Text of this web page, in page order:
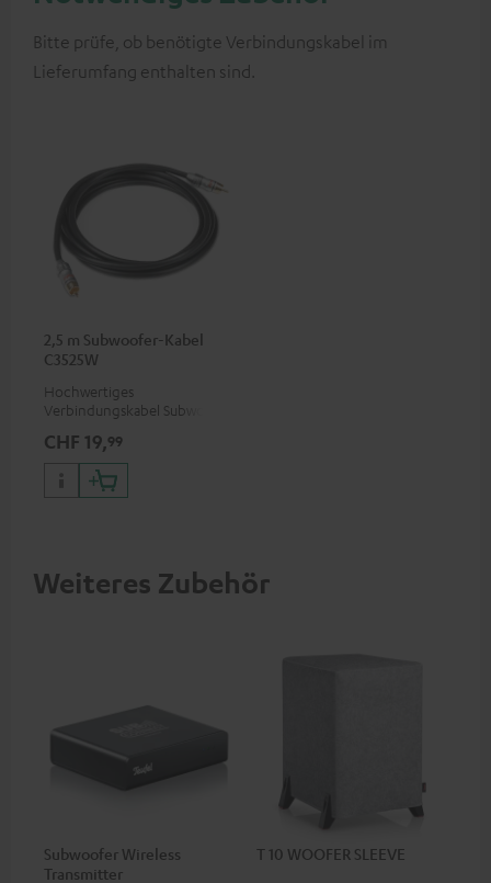
Bitte prüfe, ob benötigte Verbindungskabel im
Lieferumfang enthalten sind.
2,5 m Subwoofer-Kabel
C3525W
Hochwertiges
Verbindungskabel Subwoofer
CHF 19,99
Weiteres Zubehör
Subwoofer Wireless
Transmitter
T 10 WOOFER SLEEVE